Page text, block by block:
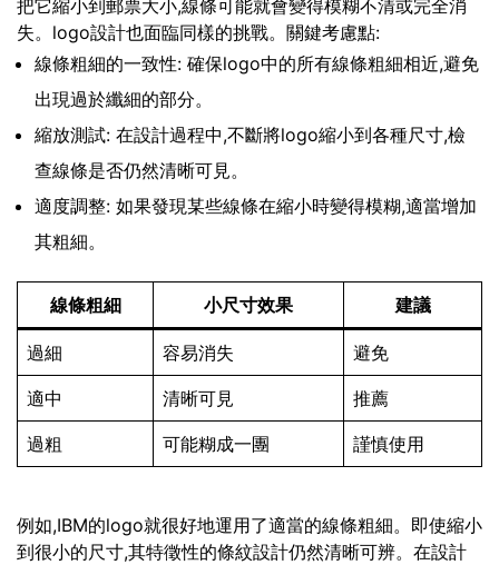
把它縮小到郵票大小,線條可能就會變得模糊不清或完全消
失。logo設計也面臨同樣的挑戰。關鍵考慮點:
線條粗細的一致性: 確保logo中的所有線條粗細相近,避免
出現過於纖細的部分。
縮放測試: 在設計過程中,不斷將logo縮小到各種尺寸,檢
查線條是否仍然清晰可見。
適度調整: 如果發現某些線條在縮小時變得模糊,適當增加
其粗細。
線條粗細 小尺寸效果 建議
過細 容易消失 避免
適中 清晰可見 推薦
過粗 可能糊成一團 謹慎使用
例如,IBM的logo就很好地運用了適當的線條粗細。即使縮小
到很小的尺寸,其特徵性的條紋設計仍然清晰可辨。在設計